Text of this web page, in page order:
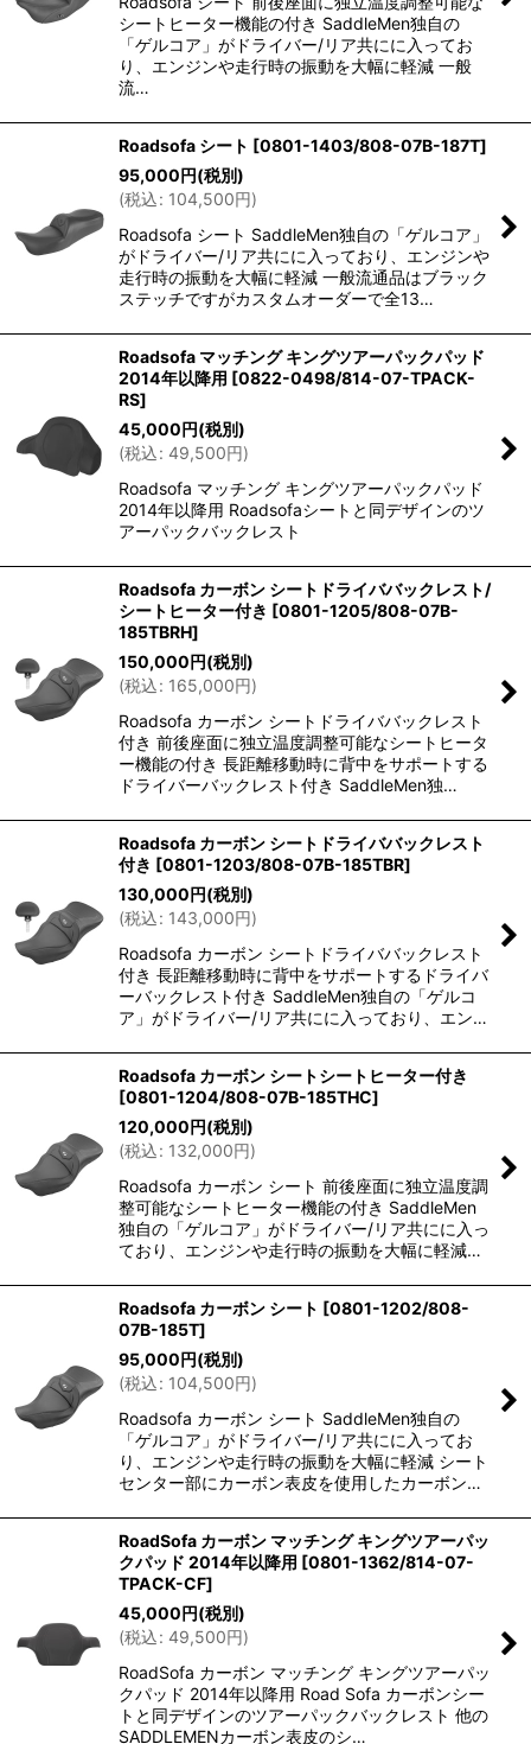
シートヒーター機能の付き SaddleMen独自の
「ゲルコア」がドライバー/リア共にに入ってお
り、エンジンや走行時の振動を大幅に軽減 一般
流…
Roadsofa シート [0801-1403/808-07B-187T]
95,000円(税別)
(税込: 104,500円)
Roadsofa シート SaddleMen独自の「ゲルコア」
がドライバー/リア共にに入っており、エンジンや
走行時の振動を大幅に軽減 一般流通品はブラック
ステッチですがカスタムオーダーで全13…
Roadsofa マッチング キングツアーパックパッド
2014年以降用 [0822-0498/814-07-TPACK-
RS]
45,000円(税別)
(税込: 49,500円)
Roadsofa マッチング キングツアーパックパッド
2014年以降用 Roadsofaシートと同デザインのツ
アーパックバックレスト
Roadsofa カーボン シートドライババックレスト/
シートヒーター付き [0801-1205/808-07B-
185TBRH]
150,000円(税別)
(税込: 165,000円)
Roadsofa カーボン シートドライババックレスト
付き 前後座面に独立温度調整可能なシートヒータ
ー機能の付き 長距離移動時に背中をサポートする
ドライバーバックレスト付き SaddleMen独…
Roadsofa カーボン シートドライババックレスト
付き [0801-1203/808-07B-185TBR]
130,000円(税別)
(税込: 143,000円)
Roadsofa カーボン シートドライババックレスト
付き 長距離移動時に背中をサポートするドライバ
ーバックレスト付き SaddleMen独自の「ゲルコ
ア」がドライバー/リア共にに入っており、エン…
Roadsofa カーボン シートシートヒーター付き
[0801-1204/808-07B-185THC]
120,000円(税別)
(税込: 132,000円)
Roadsofa カーボン シート 前後座面に独立温度調
整可能なシートヒーター機能の付き SaddleMen
独自の「ゲルコア」がドライバー/リア共にに入っ
ており、エンジンや走行時の振動を大幅に軽減…
Roadsofa カーボン シート [0801-1202/808-
07B-185T]
95,000円(税別)
(税込: 104,500円)
Roadsofa カーボン シート SaddleMen独自の
「ゲルコア」がドライバー/リア共にに入ってお
り、エンジンや走行時の振動を大幅に軽減 シート
センター部にカーボン表皮を使用したカーボン…
RoadSofa カーボン マッチング キングツアーパッ
クパッド 2014年以降用 [0801-1362/814-07-
TPACK-CF]
45,000円(税別)
(税込: 49,500円)
RoadSofa カーボン マッチング キングツアーパッ
クパッド 2014年以降用 Road Sofa カーボンシー
トと同デザインのツアーパックバックレスト 他の
SADDLEMENカーボン表皮のシ…